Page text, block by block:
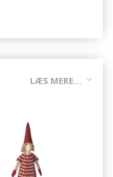
LÆS MERE...